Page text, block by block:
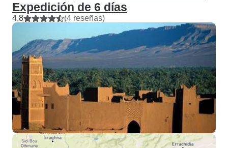
Expedición de 6 días
4.8 (4 reseñas)